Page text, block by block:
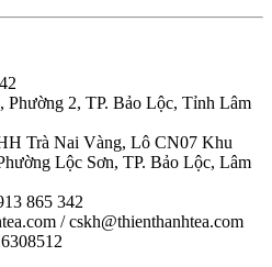
Phường 2, TP. Bảo Lộc, Tỉnh Lâm
Trà Nai Vàng, Lô CN07 Khu
Lộc Sơn, TP. Bảo Lộc, Lâm
865 342
/ cskh@thienthanhtea.com